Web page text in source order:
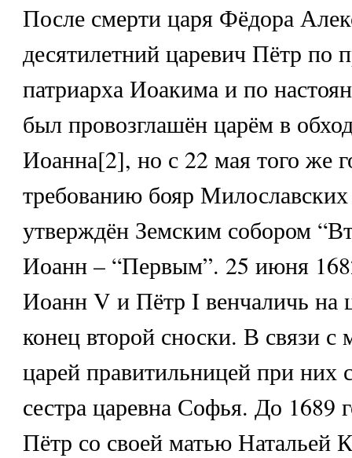
После смерти царя Фёдора
десятилетний царевич Пётр по
патриарха Иоакима и по
был провозглашён царём в
Иоанна[2], но с 22 мая того же
требованию бояр
утверждён Земским собором
Иоанн – “Первым”. 25 июня
Иоанн V и Пётр I венчаличь на
конец второй сноски. В связи с
царей правитильницей при них
сестра царевна Софья. До 1689
Пётр со своей матью Натальей